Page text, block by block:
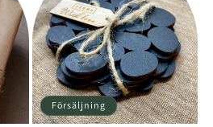
Försäljning